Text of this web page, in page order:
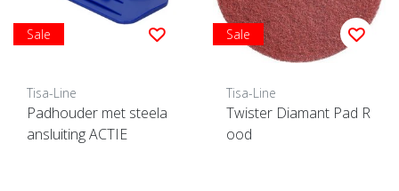
Sale
Tisa-Line
Padhouder met steela
ansluiting ACTIE
Sale
Tisa-Line
Twister Diamant Pad R
ood